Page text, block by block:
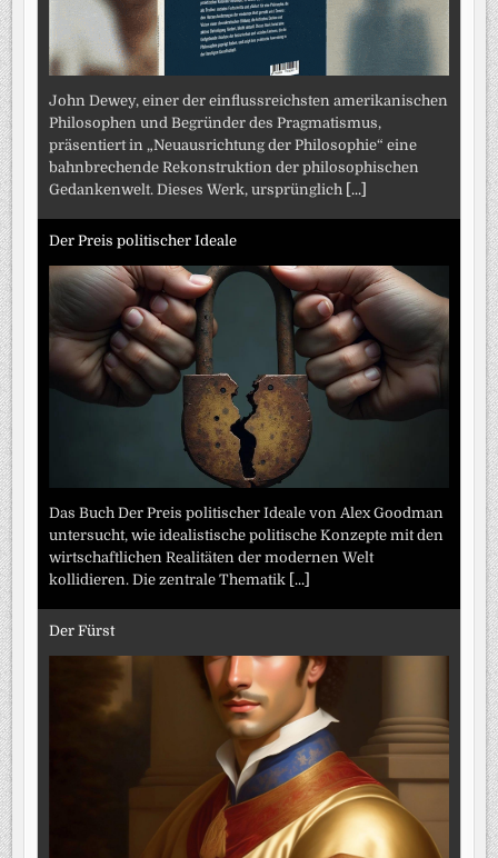
John Dewey, einer der einflussreichsten amerikanischen
Philosophen und Begründer des Pragmatismus,
präsentiert in „Neuausrichtung der Philosophie“ eine
bahnbrechende Rekonstruktion der philosophischen
Gedankenwelt. Dieses Werk, ursprünglich [...]
Der Preis politischer Ideale
Das Buch Der Preis politischer Ideale von Alex Goodman
untersucht, wie idealistische politische Konzepte mit den
wirtschaftlichen Realitäten der modernen Welt
kollidieren. Die zentrale Thematik [...]
Der Fürst